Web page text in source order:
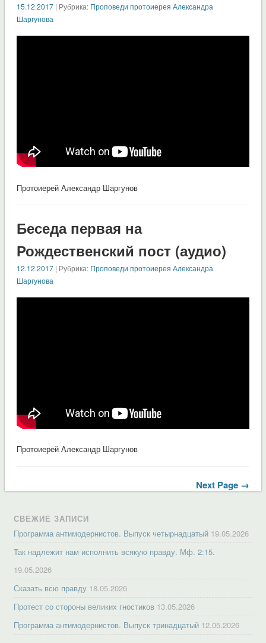
15.12.2017| Рубрика: Проповеди протоиерея Александра
Шаргунова
Протоиерей Александр Шаргунов
Беседа первая на
Рождественский пост (аудио)
12.12.2017| Рубрика: Проповеди протоиерея Александра
Шаргунова
Протоиерей Александр Шаргунов
Next Page →
СВЕЖИЕ ЗАПИСИ
Программа антимодернистов. Выпуск четырнадцатый 19.05.2026
Так надлежит нам исполнить всякую правду. Мф. 2:15.
19.05.2026
Сказать всю правду 18.05.2026
Протест со стороны великих гностиков 13.05.2026
Программа антимодернистов. Выпуск тринадцатый 12.05.2026